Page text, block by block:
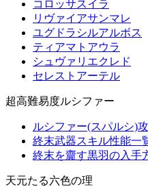
コロッサスイラ
リヴァイアサンマレ
ユグドラシルアルボス
ティアマトアウラ
シュヴァリエクレド
セレストアーテル
超高難易度ルシファー
ルシファー(スパルシ)
終末武器スキル性能一
終末を齎す黒羽の入手
天元たる六色の理